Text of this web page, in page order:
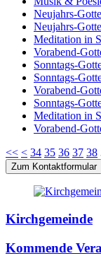
Neujahrs-
Neujahrs-
Meditation in
Vorabend-
Sonntags-
Sonntags-
Vorabend-
Sonntags-
Meditation in
Vorabend-
<< < 34 35 36 37 38
Zum Kontaktformular
Kirchgemeinde
Kommende